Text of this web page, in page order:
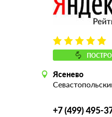
Ясенево
+7 (499) 495-